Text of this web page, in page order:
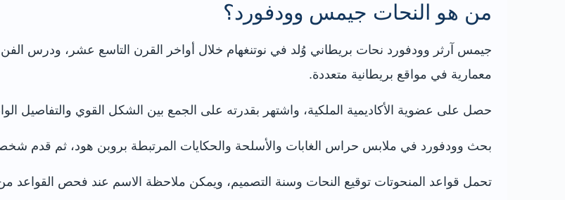
من هو النحات جيمس وودفورد؟
جيمس آرثر وودفورد نحات بريطاني وُلد في نوتنغهام خلال أواخر القرن التاسع عشر، ودرس
معمارية في مواقع بريطانية متعددة.
حصل على عضوية الأكاديمية الملكية، واشتهر بقدرته على الجمع بين الشكل القوي والتفاصيل
بحث وودفورد في ملابس حراس الغابات والأسلحة والحكايات المرتبطة بروبن هود، ثم قدم
تحمل قواعد المنحوتات توقيع النحات وسنة التصميم، ويمكن ملاحظة الاسم عند فحص القواعد